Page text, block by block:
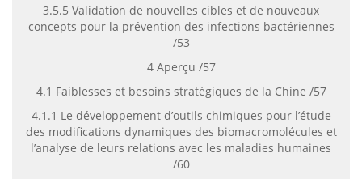
3.5.5 Validation de nouvelles cibles et de nouveaux
concepts pour la prévention des infections bactériennes
/53
4 Aperçu /57
4.1 Faiblesses et besoins stratégiques de la Chine /57
4.1.1 Le développement d’outils chimiques pour l’étude
des modifications dynamiques des biomacromolécules et
l’analyse de leurs relations avec les maladies humaines
/60